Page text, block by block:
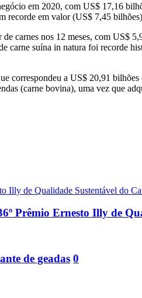
em 2020, com US$ 17,16
recorde em valor (US$ 7,45
carnes nos 12 meses, com US$
carne suína in natura foi recorde
correspondeu a US$ 20,91
(carne bovina), uma vez que
Prêmio Ernesto Illy de
de geadas 0